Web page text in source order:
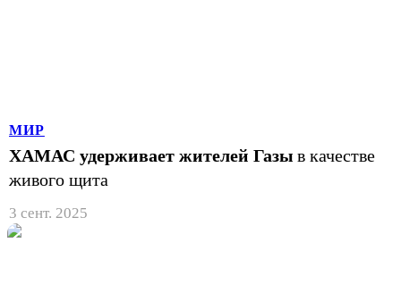
МИР
ХАМАС удерживает жителей Газы в качестве
живого щита
3 сент. 2025